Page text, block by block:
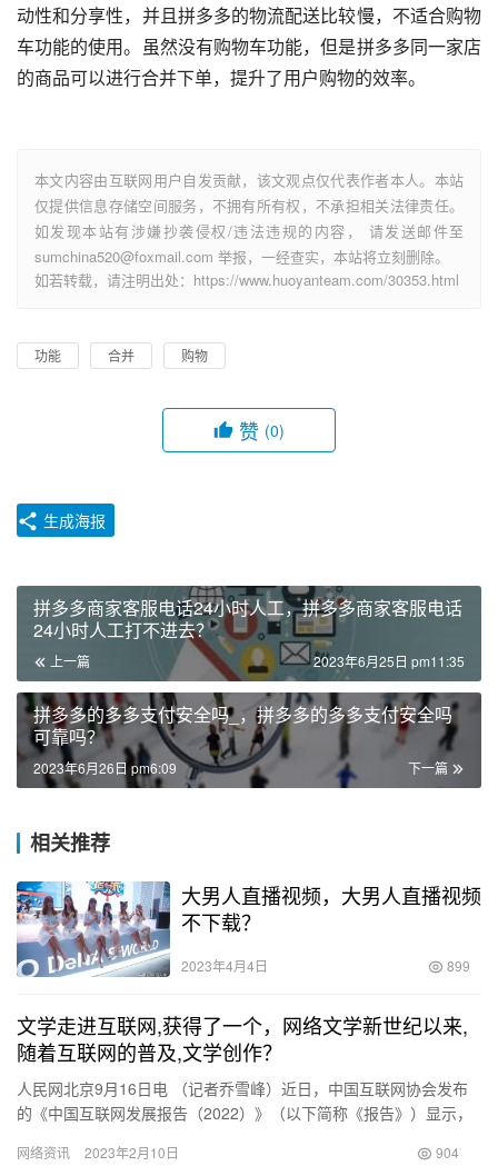
动性和分享性，并且拼多多的物流配送比较慢，不适合购物
车功能的使用。虽然没有购物车功能，但是拼多多同一家店
的商品可以进行合并下单，提升了用户购物的效率。
本文内容由互联网用户自发贡献，该文观点仅代表作者本人。本站
仅提供信息存储空间服务，不拥有所有权，不承担相关法律责任。
如发现本站有涉嫌抄袭侵权/违法违规的内容， 请发送邮件至
sumchina520@foxmail.com 举报，一经查实，本站将立刻删除。
如若转载，请注明出处：https://www.huoyanteam.com/30353.html
功能 合并 购物
赞 (0)
生成海报
拼多多商家客服电话24小时人工，拼多多商家客服电话
24小时人工打不进去？
上一篇 2023年6月25日 pm11:35
拼多多的多多支付安全吗_，拼多多的多多支付安全吗
可靠吗？
下一篇
2023年6月26日 pm6:09
相关推荐
大男人直播视频，大男人直播视频
不下载？
2023年4月4日 899
文学走进互联网,获得了一个，网络文学新世纪以来,
随着互联网的普及,文学创作？
人民网北京9月16日电 （记者乔雪峰）近日，中国互联网协会发布
的《中国互联网发展报告（2022）》（以下简称《报告》）显示，
网络资讯 2023年2月10日 904